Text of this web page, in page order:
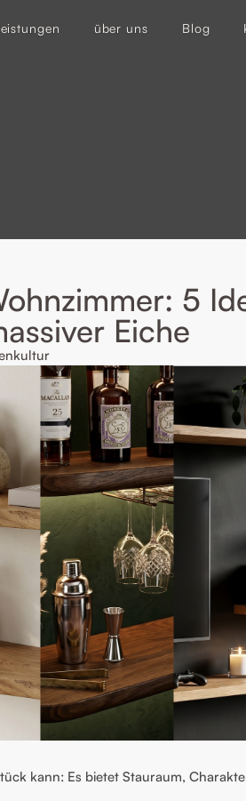
über uns Blog
5
Eiche
kann: Es bietet Stauraum,